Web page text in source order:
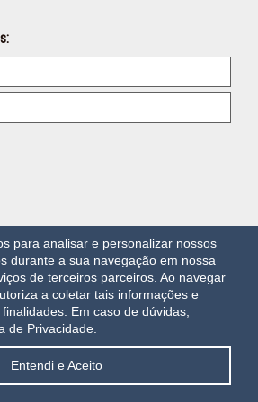
para analisar e personalizar nossos
durante a sua navegação em nossa
de terceiros parceiros. Ao navegar
a coletar tais informações e
Em caso de dúvidas,
de Privacidade.
Entendi e Aceito
sistemas e sites para imobiliárias em Itapema